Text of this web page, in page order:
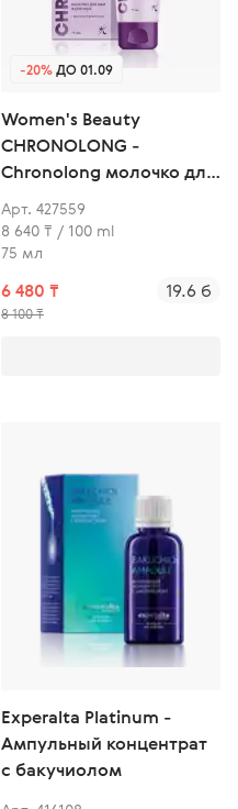
-20%ДО 01.09
Women's Beauty
CHRONOLONG -
Chronolong молочко для
шеи и декольте с
фитоэстрогенами
Арт. 427559
8 640 ₸ / 100 ml
75 мл
6 480 ₸
8 100 ₸
19.6 б
Experalta Platinum -
Ампульный концентрат
с бакучиолом